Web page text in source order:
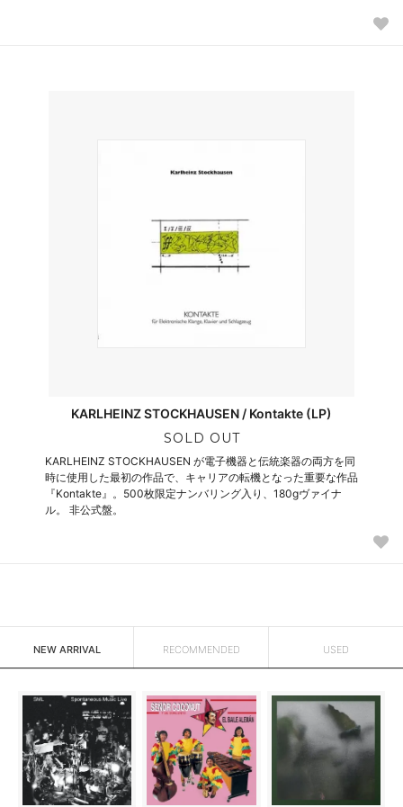
KARLHEINZ STOCKHAUSEN / Kontakte (LP)
SOLD OUT
KARLHEINZ STOCKHAUSEN が電子機器と伝統楽器の両方を同
時に使用した最初の作品で、キャリアの転機となった重要な作品
『Kontakte』。500枚限定ナンバリング入り、180gヴァイナ
ル。 非公式盤。
NEW ARRIVAL RECOMMENDED USED